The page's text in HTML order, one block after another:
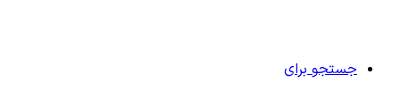
جستجو برای